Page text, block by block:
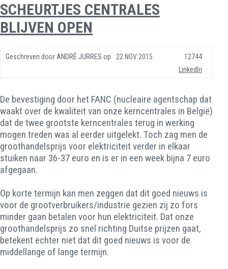
SCHEURTJES CENTRALES
BLIJVEN OPEN
Geschreven door ANDRÉ JURRES op 22 NOV 2015
12744
LinkedIn
De bevestiging door het FANC (nucleaire agentschap dat
waakt over de kwaliteit van onze kerncentrales in België)
dat de twee grootste kerncentrales terug in werking
mogen treden was al eerder uitgelekt. Toch zag men de
groothandelsprijs voor elektriciteit verder in elkaar
stuiken naar 36-37 euro en is er in een week bijna 7 euro
afgegaan.
Op korte termijn kan men zeggen dat dit goed nieuws is
voor de grootverbruikers/industrie gezien zij zo fors
minder gaan betalen voor hun elektriciteit. Dat onze
groothandelsprijs zo snel richting Duitse prijzen gaat,
betekent echter niet dat dit goed nieuws is voor de
middellange of lange termijn.